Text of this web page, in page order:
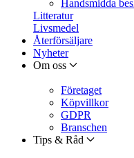
Handsmidda
Litteratur
Livsmedel
Återförsäljare
Nyheter
Om oss
Företaget
Köpvillkor
GDPR
Branschen
Tips & Råd